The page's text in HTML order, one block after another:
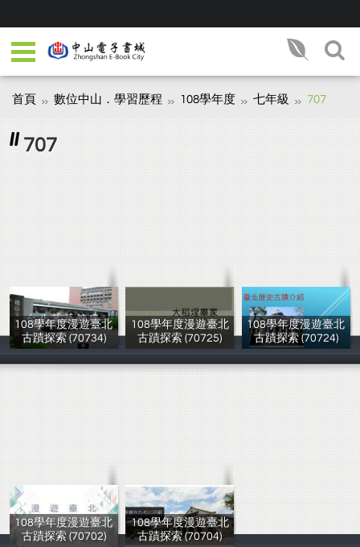
首頁 數位中山．學習歷程 108學年度 七年級 707
707
108學年度漫遊臺北
古蹟探索 (70734)
楊芳怡
108學年度漫遊臺北
古蹟探索 (70725)
楊芳怡
108學年度漫遊臺北
古蹟探索 (70724)
楊芳怡
108學年度漫遊臺北
古蹟探索 (70702)
108學年度漫遊臺北
古蹟探索 (70704)